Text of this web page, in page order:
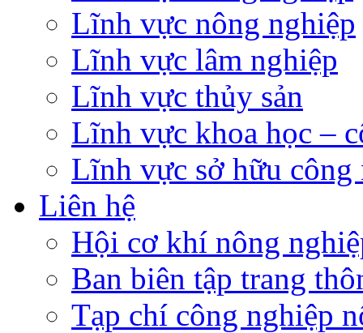
Lĩnh vực nông nghiệp
Lĩnh vực lâm nghiệp
Lĩnh vực thủy sản
Lĩnh vực khoa học –
Lĩnh vực sở hữu công
Liên hệ
Hội cơ khí nông
Ban biên tập trang
Tạp chí công nghiệp